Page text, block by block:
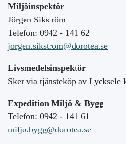
Miljöinspektör
Jörgen Sikström
Telefon: 0942 - 141 62
jorgen.sikstrom@dorotea.se
Livsmedelsinspektör
Sker via tjänsteköp av Lycksele
Expedition Miljö & Bygg
Telefon: 0942 - 141 61
miljo.bygg@dorotea.se